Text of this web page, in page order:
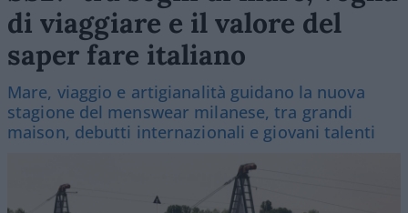
di viaggiare e il valore del
saper fare italiano
Mare, viaggio e artigianalità guidano la nuova
stagione del menswear milanese, tra grandi
maison, debutti internazionali e giovani talenti